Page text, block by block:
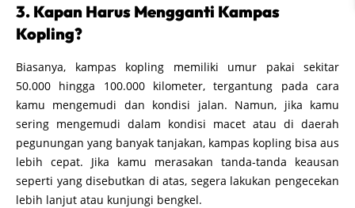
3. Kapan Harus Mengganti Kampas
Kopling?
Biasanya, kampas kopling memiliki umur pakai sekitar
50.000 hingga 100.000 kilometer, tergantung pada cara
kamu mengemudi dan kondisi jalan. Namun, jika kamu
sering mengemudi dalam kondisi macet atau di daerah
pegunungan yang banyak tanjakan, kampas kopling bisa aus
lebih cepat. Jika kamu merasakan tanda-tanda keausan
seperti yang disebutkan di atas, segera lakukan pengecekan
lebih lanjut atau kunjungi bengkel.